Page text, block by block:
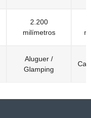
2.200
milímetros
Aluguer /
Glamping